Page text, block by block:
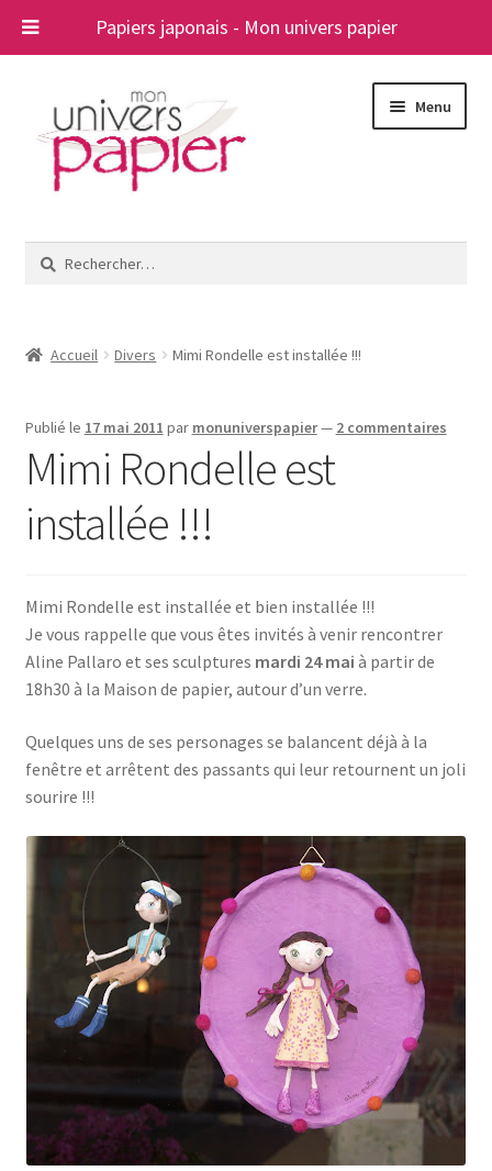
Papiers japonais - Mon univers papier
navigation
contenu
Menu
le
A propos
Rechercher :
Accueil Divers Mimi Rondelle est installée !!!
Publié le 17 mai 2011 par monuniverspapier— 2 commentaires
Mimi Rondelle est
installée !!!
Mimi Rondelle est installée et bien installée !!!
Je vous rappelle que vous êtes invités à venir rencontrer
Aline Pallaro et ses sculptures mardi 24 mai à partir de
18h30 à la Maison de papier, autour d’un verre.
Quelques uns de ses personages se balancent déjà à la
fenêtre et arrêtent des passants qui leur retournent un joli
sourire !!!